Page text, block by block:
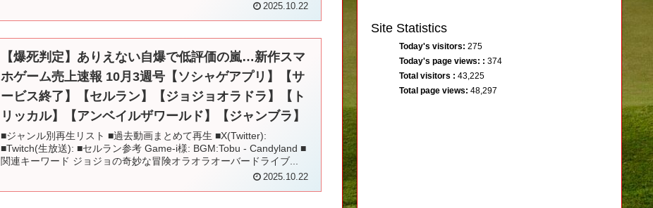
2025.10.22
【爆死判定】ありえない自爆で低評価の嵐…新作スマ
ホゲーム売上速報 10月3週号【ソシャゲアプリ】【サ
ービス終了】【セルラン】【ジョジョオラドラ】【ト
リッカル】【アンベイルザワールド】【ジャンブラ】
■ジャンル別再生リスト ■過去動画まとめて再生 ■X(Twitter):
■Twitch(生放送): ■セルラン参考 Game-i様: BGM:Tobu - Candyland ■
関連キーワード ジョジョの奇妙な冒険オラオラオーバードライブ...
2025.10.22
Site Statistics
Today's visitors: 275
Today's page views: : 374
Total visitors : 43,225
Total page views: 48,297